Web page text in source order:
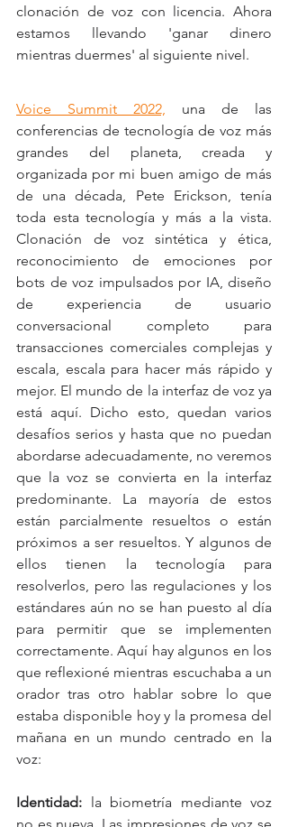
clonación de voz con licencia. Ahora
estamos llevando 'ganar dinero
mientras duermes' al siguiente nivel.
Voice Summit 2022, una de las
conferencias de tecnología de voz más
grandes del planeta, creada y
organizada por mi buen amigo de más
de una década, Pete Erickson, tenía
toda esta tecnología y más a la vista.
Clonación de voz sintética y ética,
reconocimiento de emociones por
bots de voz impulsados ​​por IA, diseño
de experiencia de usuario
conversacional completo para
transacciones comerciales complejas y
escala, escala para hacer más rápido y
mejor. El mundo de la interfaz de voz ya
está aquí. Dicho esto, quedan varios
desafíos serios y hasta que no puedan
abordarse adecuadamente, no veremos
que la voz se convierta en la interfaz
predominante. La mayoría de estos
están parcialmente resueltos o están
próximos a ser resueltos. Y algunos de
ellos tienen la tecnología para
resolverlos, pero las regulaciones y los
estándares aún no se han puesto al día
para permitir que se implementen
correctamente. Aquí hay algunos en los
que reflexioné mientras escuchaba a un
orador tras otro hablar sobre lo que
estaba disponible hoy y la promesa del
mañana en un mundo centrado en la
voz:
Identidad:
la biometría mediante voz